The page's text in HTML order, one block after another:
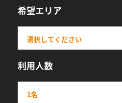
希望エリア
利用人数